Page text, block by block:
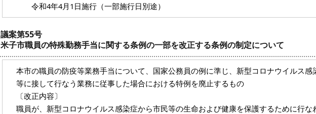
令和4年4月1日施行（一部施行日別途）
議案第55号
米子市職員の特殊勤務手当に関する条例の一部を改正する条例の制定について
本市の職員の防疫等業務手当について、国家公務員の例に準じ、新型コロナウイルス感
等に接して行なう業務に従事した場合における特例を廃止するもの
〔改正内容〕
職員が、新型コロナウイルス感染症から市民等の生命および健康を保護するために行な